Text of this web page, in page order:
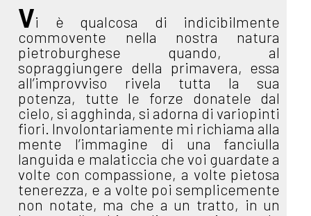
Vi è qualcosa di indicibilmente
commovente nella nostra natura
pietroburghese quando, al
sopraggiungere della primavera, essa
all’improvviso rivela tutta la sua
potenza, tutte le forze donatele dal
cielo, si agghinda, si adorna di variopinti
fiori. Involontariamente mi richiama alla
mente l’immagine di una fanciulla
languida e malaticcia che voi guardate a
volte con compassione, a volte pietosa
tenerezza, e a volte poi semplicemente
non notate, ma che a un tratto, in un